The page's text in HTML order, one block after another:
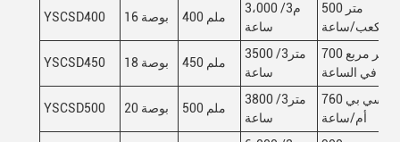
YSCSD400 16 بوصة 400 ملم
3،000 م3/
ساعة
500 متر
مكعب/ساعة
YSCSD450 18 بوصة 450 ملم
3500 متر3/
ساعة
700 متر مربع
في الساعة
YSCSD500 20 بوصة 500 ملم
3800 متر3/
ساعة
760 سي بي
أم/ساعة